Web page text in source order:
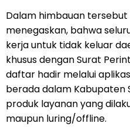
Dalam himbauan tersebut
menegaskan, bahwa
kerja untuk tidak keluar
khusus dengan Surat
daftar hadir melalui
berada dalam Kabupaten
produk layanan yang
maupun luring/offline.